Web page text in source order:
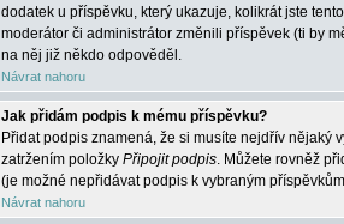
dodatek u příspěvku, který ukazuje, kolikrát jste
moderátor či administrátor změnili příspěvek (ti by
na něj již někdo odpověděl.
Návrat nahoru
Jak přidám podpis k mému příspěvku?
Přidat podpis znamená, že si musíte nejdřív nějaký
zatržením položky Připojit podpis. Můžete rovněž
(je možné nepřidávat podpis k vybraným
Návrat nahoru